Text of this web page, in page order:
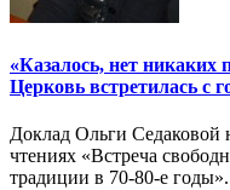
«Казалось, нет никаких
Церковь встретилась с
Доклад Ольги Седаковой
чтениях «Встреча
традиции в 70-80-е